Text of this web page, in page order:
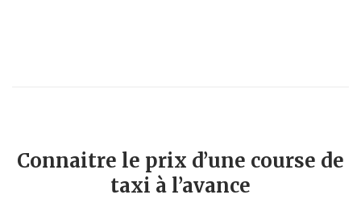
Connaitre le prix d’une course de
taxi à l’avance